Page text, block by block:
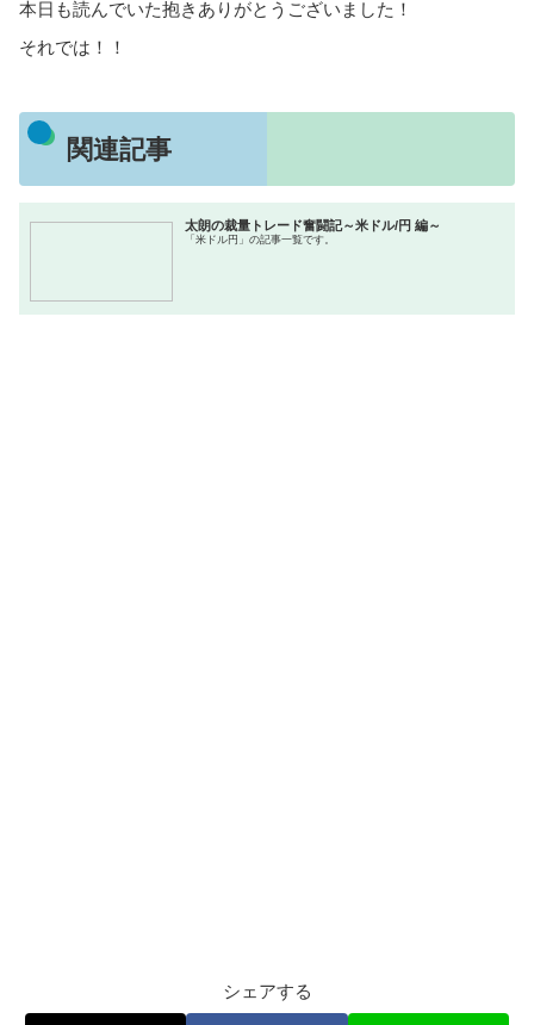
本日も読んでいた抱きありがとうございました！
それでは！！
関連記事
太朗の裁量トレード奮闘記～米ドル/円 編～
「米ドル円」の記事一覧です。
シェアする